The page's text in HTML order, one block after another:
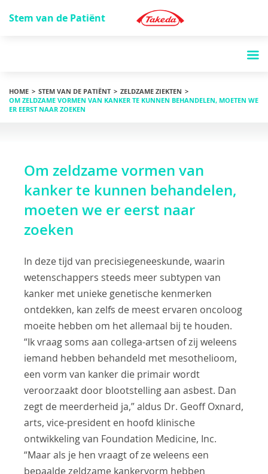
Stem van de Patiënt
HOME STEM VAN DE PATIËNT
ZELDZAME ZIEKTEN
OM ZELDZAME VORMEN VAN KANKER TE KUNNEN BEHANDELEN, MOETEN WE
ER EERST NAAR ZOEKEN
Om zeldzame vormen van
kanker te kunnen behandelen,
moeten we er eerst naar
zoeken
In deze tijd van precisiegeneeskunde, waarin
wetenschappers steeds meer subtypen van
kanker met unieke genetische kenmerken
ontdekken, kan zelfs de meest ervaren oncoloog
moeite hebben om het allemaal bij te houden.
“Ik vraag soms aan collega-artsen of zij weleens
iemand hebben behandeld met mesothelioom,
een vorm van kanker die primair wordt
veroorzaakt door blootstelling aan asbest. Dan
zegt de meerderheid ja,” aldus Dr. Geoff Oxnard,
arts, vice-president en hoofd klinische
ontwikkeling van Foundation Medicine, Inc.
“Maar als je hen vraagt of ze weleens een
bepaalde zeldzame kankervorm hebben